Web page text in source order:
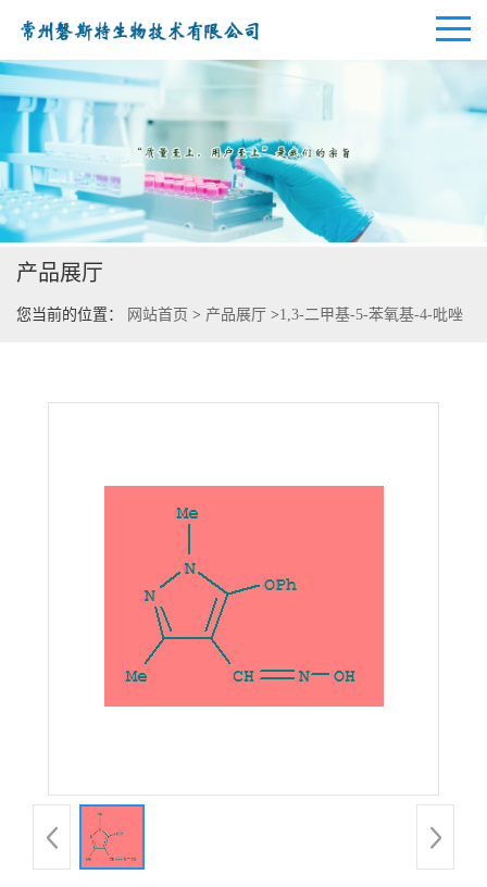
公司首页
公司介绍
公司动态
产品展厅
您当前的位置： 网站首页 > 产品展厅 >1,3-二甲基-5-苯氧基-4-吡唑